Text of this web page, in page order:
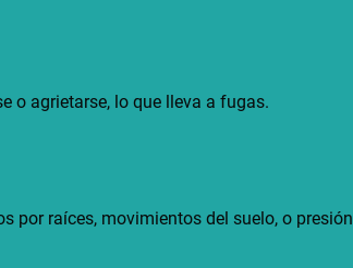
o agrietarse, lo que lleva a fugas.
por raíces, movimientos del suelo, o presión